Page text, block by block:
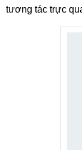
tương tác trực